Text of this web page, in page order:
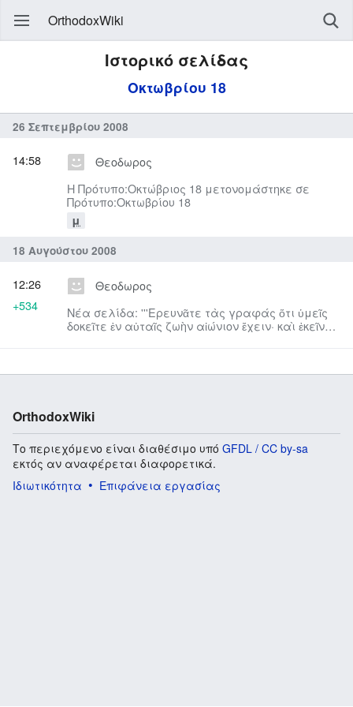
OrthodoxWiki
Ιστορικό σελίδας
Οκτωβρίου 18
26 Σεπτεμβρίου 2008
Θεοδωρος
Η Πρότυπο:Οκτώβριος 18 μετονομάστηκε σε
Πρότυπο:Οκτωβρίου 18
μ
14:58
18 Αυγούστου 2008
Θεοδωρος
Νέα σελίδα: '''Ερευνᾶτε τὰς γραφάς ὅτι ὑμεῖς
δοκεῖτε ἐν αὐταῖς ζωὴν αἰώνιον ἔχειν· καὶ ἐκεῖναί
12:26
+534
OrthodoxWiki
Το περιεχόμενο είναι διαθέσιμο υπό GFDL / CC by-sa
εκτός αν αναφέρεται διαφορετικά.
Ιδιωτικότητα
Επιφάνεια εργασίας